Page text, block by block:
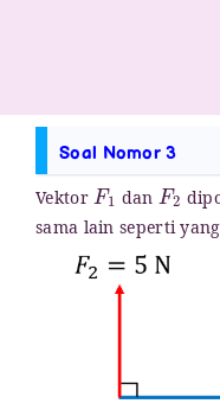
Soal Nomor 3
VektorF1danF2
sama lain seperti